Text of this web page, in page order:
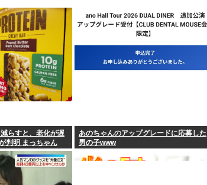
らすと、老化が遅
判明 まっちゃん
あのちゃんのアップグレードに応募した
男の子www